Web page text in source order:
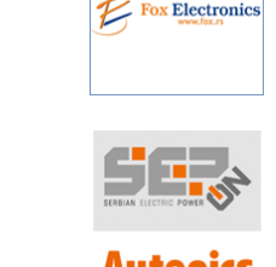
Filtration Group
rešenja za
procesnim
Art Utopia Studio
RILINEX
FANUC: Najbolje
automatizaciju
Efikasno